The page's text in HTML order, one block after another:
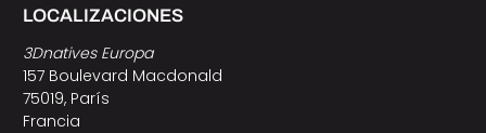
LOCALIZACIONES
3Dnatives Europa
157 Boulevard Macdonald
75019, París
Francia